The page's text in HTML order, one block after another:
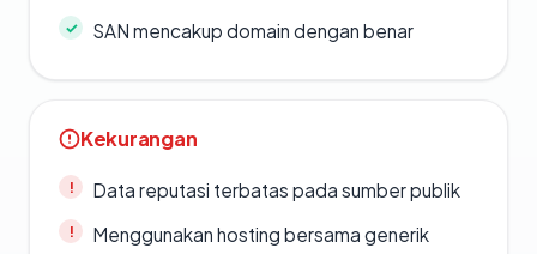
SAN mencakup domain dengan benar
Kekurangan
Data reputasi terbatas pada sumber publik
Menggunakan hosting bersama generik